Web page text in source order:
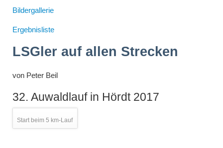
Bildergallerie
Ergebnisliste
LSGler auf allen Strecken
von Peter Beil
32. Auwaldlauf in Hördt 2017
Start beim 5 km-Lauf